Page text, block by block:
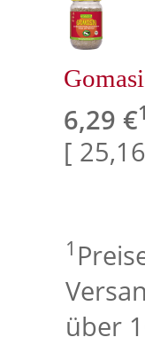
6,29 €1
[
1
über